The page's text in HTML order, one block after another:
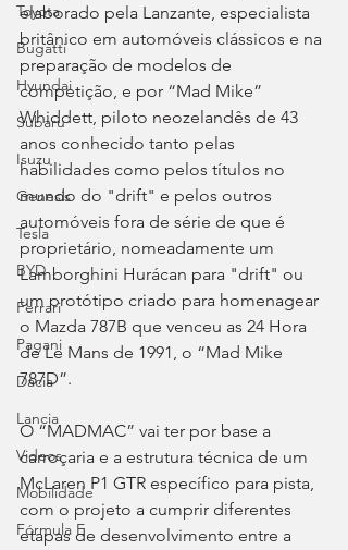
Toyota
Bugatti
Hyundai
Subaru
Isuzu
Genesis
Tesla
BYD
Ferrari
Pagani
Dacia
Lancia
Videos
Mobilidade
Fórmula E
elaborado pela Lanzante, especialista
britânico em automóveis clássicos e na
preparação de modelos de
competição, e por “Mad Mike”
Whiddett, piloto neozelandês de 43
anos conhecido tanto pelas
habilidades como pelos títulos no
mundo do "drift" e pelos outros
automóveis fora de série de que é
proprietário, nomeadamente um
Lamborghini Hurácan para "drift" ou
um protótipo criado para homenagear
o Mazda 787B que venceu as 24 Hora
de Le Mans de 1991, o “Mad Mike
787D”.
O “MADMAC” vai ter por base a
carroçaria e a estrutura técnica de um
McLaren P1 GTR específico para pista,
com o projeto a cumprir diferentes
etapas de desenvolvimento entre a